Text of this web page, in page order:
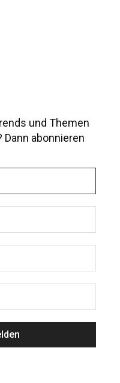
und Themen
abonnieren